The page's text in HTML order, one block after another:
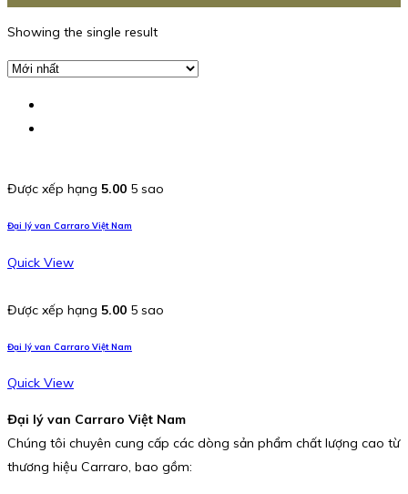
Showing the single result
Được xếp hạng 5.00 5 sao
Đại lý van Carraro Việt Nam
Quick View
Được xếp hạng 5.00 5 sao
Đại lý van Carraro Việt Nam
Quick View
Đại lý van Carraro Việt Nam
Chúng tôi chuyên cung cấp các dòng sản phẩm chất lượng cao từ
thương hiệu Carraro, bao gồm: